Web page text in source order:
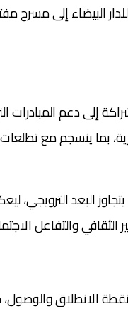
البيضاء إلى مسرح
إلى دعم المبادرات
بما ينسجم مع
البعد الترويجي،
الثقافي والتفاعل
الانطلاق